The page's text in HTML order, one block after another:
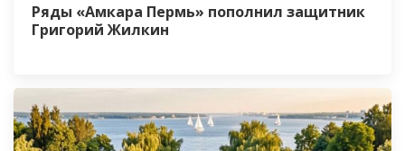
Ряды «Амкара Пермь» пополнил защитник
Григорий Жилкин